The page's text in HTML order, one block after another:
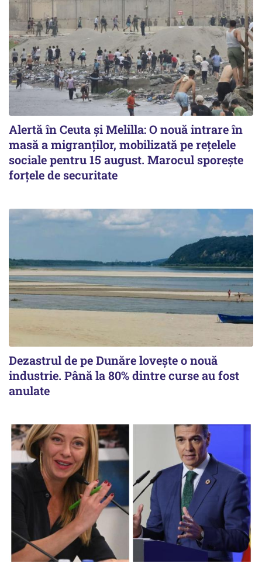
Alertă în Ceuta și Melilla: O nouă intrare în
masă a migranților, mobilizată pe rețelele
sociale pentru 15 august. Marocul sporește
forțele de securitate
Dezastrul de pe Dunăre lovește o nouă
industrie. Până la 80% dintre curse au fost
anulate